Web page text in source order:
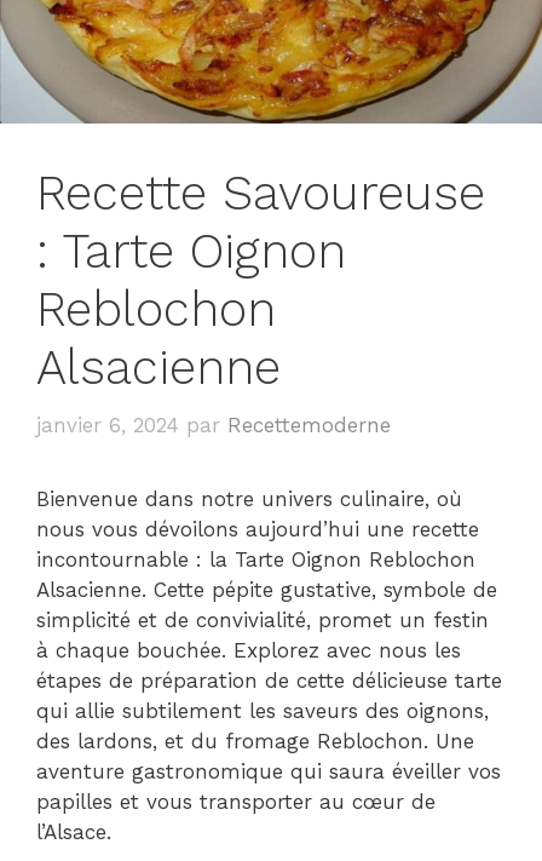
Recette Savoureuse
: Tarte Oignon
Reblochon
Alsacienne
janvier 6, 2024 par Recettemoderne
Bienvenue dans notre univers culinaire, où
nous vous dévoilons aujourd’hui une recette
incontournable : la Tarte Oignon Reblochon
Alsacienne. Cette pépite gustative, symbole de
simplicité et de convivialité, promet un festin
à chaque bouchée. Explorez avec nous les
étapes de préparation de cette délicieuse tarte
qui allie subtilement les saveurs des oignons,
des lardons, et du fromage Reblochon. Une
aventure gastronomique qui saura éveiller vos
papilles et vous transporter au cœur de
l’Alsace.